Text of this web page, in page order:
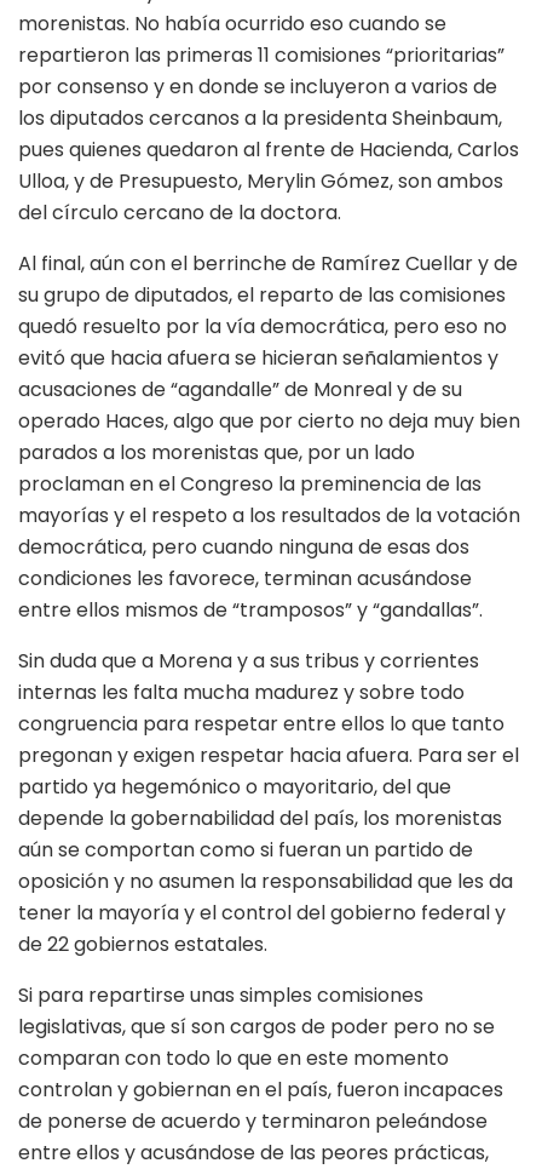
morenistas. No había ocurrido eso cuando se
repartieron las primeras 11 comisiones “prioritarias”
por consenso y en donde se incluyeron a varios de
los diputados cercanos a la presidenta Sheinbaum,
pues quienes quedaron al frente de Hacienda, Carlos
Ulloa, y de Presupuesto, Merylin Gómez, son ambos
del círculo cercano de la doctora.
Al final, aún con el berrinche de Ramírez Cuellar y de
su grupo de diputados, el reparto de las comisiones
quedó resuelto por la vía democrática, pero eso no
evitó que hacia afuera se hicieran señalamientos y
acusaciones de “agandalle” de Monreal y de su
operado Haces, algo que por cierto no deja muy bien
parados a los morenistas que, por un lado
proclaman en el Congreso la preminencia de las
mayorías y el respeto a los resultados de la votación
democrática, pero cuando ninguna de esas dos
condiciones les favorece, terminan acusándose
entre ellos mismos de “tramposos” y “gandallas”.
Sin duda que a Morena y a sus tribus y corrientes
internas les falta mucha madurez y sobre todo
congruencia para respetar entre ellos lo que tanto
pregonan y exigen respetar hacia afuera. Para ser el
partido ya hegemónico o mayoritario, del que
depende la gobernabilidad del país, los morenistas
aún se comportan como si fueran un partido de
oposición y no asumen la responsabilidad que les da
tener la mayoría y el control del gobierno federal y
de 22 gobiernos estatales.
Si para repartirse unas simples comisiones
legislativas, que sí son cargos de poder pero no se
comparan con todo lo que en este momento
controlan y gobiernan en el país, fueron incapaces
de ponerse de acuerdo y terminaron peleándose
entre ellos y acusándose de las peores prácticas,